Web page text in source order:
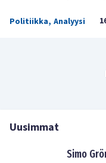
Politiikka, Analyysi
Uusimmat
Simo